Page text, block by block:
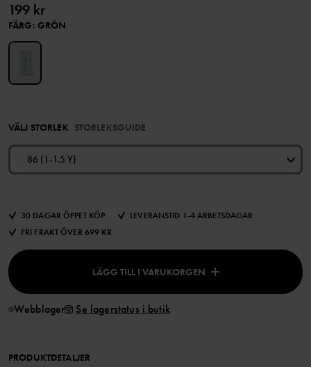
199 kr
FÄRG: GRÖN
VÄLJ STORLEK STORLEKSGUIDE
86 (1-1.5 Y)
30 DAGAR ÖPPET KÖP
LEVERANSTID 1-4 ARBETSDAGAR
FRI FRAKT ÖVER 699 KR
LÄGG TILL I VARUKORGEN
Webblager Se lagerstatus i butik
PRODUKTDETALJER